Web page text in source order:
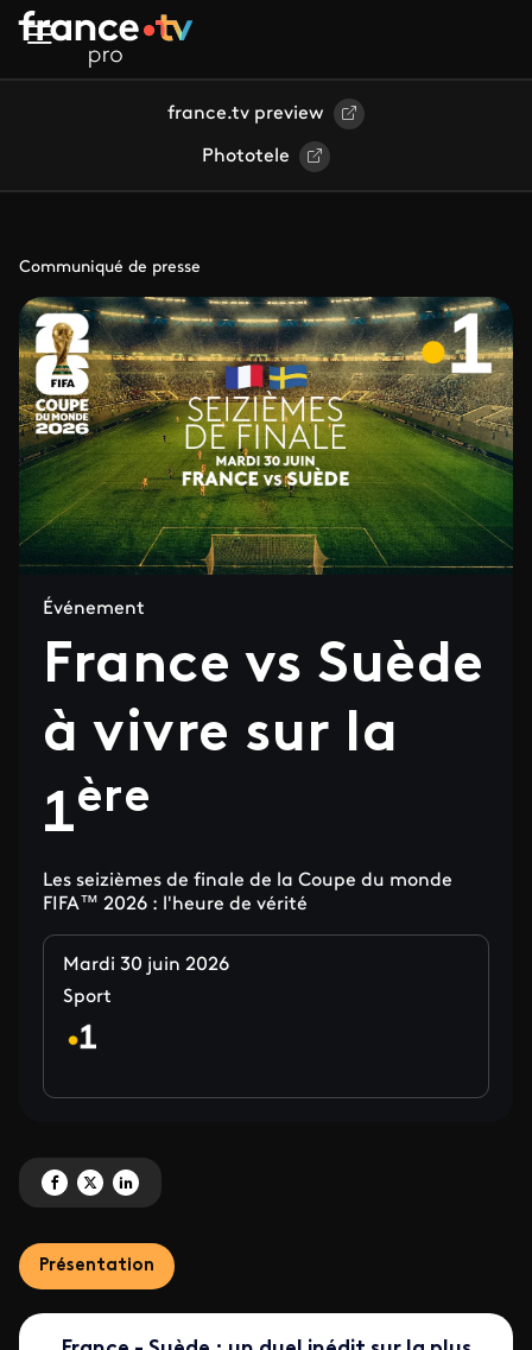
Aller au contenu principal
france.tv preview
Phototele
Communiqué de presse
Événement
France vs Suède
à vivre sur la
1ère
Les seizièmes de finale de la Coupe du monde
FIFA™ 2026 : l'heure de vérité
Mardi 30 juin 2026
Sport
Partagez 'France vs Suède à vivre sur la 1<sup>ère' sur Facebook
Partagez 'France vs Suède à vivre sur la 1<sup>ère' sur X
Partagez 'France vs Suède à vivre sur la 1<sup>ère' sur LinkedIn
Présentation